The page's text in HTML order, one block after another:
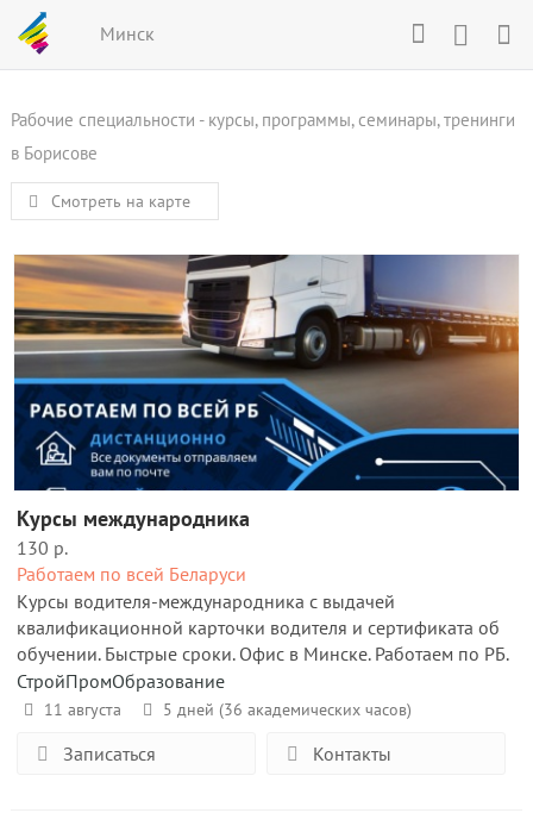
Минск
Рабочие специальности - курсы, программы, семинары, тренинги
в Борисове
Смотреть на карте
Курсы международника
130 р.
Работаем по всей Беларуси
Курсы водителя-международника с выдачей
квалификационной карточки водителя и сертификата об
обучении. Быстрые сроки. Офис в Минске. Работаем по РБ.
СтройПромОбразование
11 августа 5 дней (36 академических часов)
Записаться Контакты